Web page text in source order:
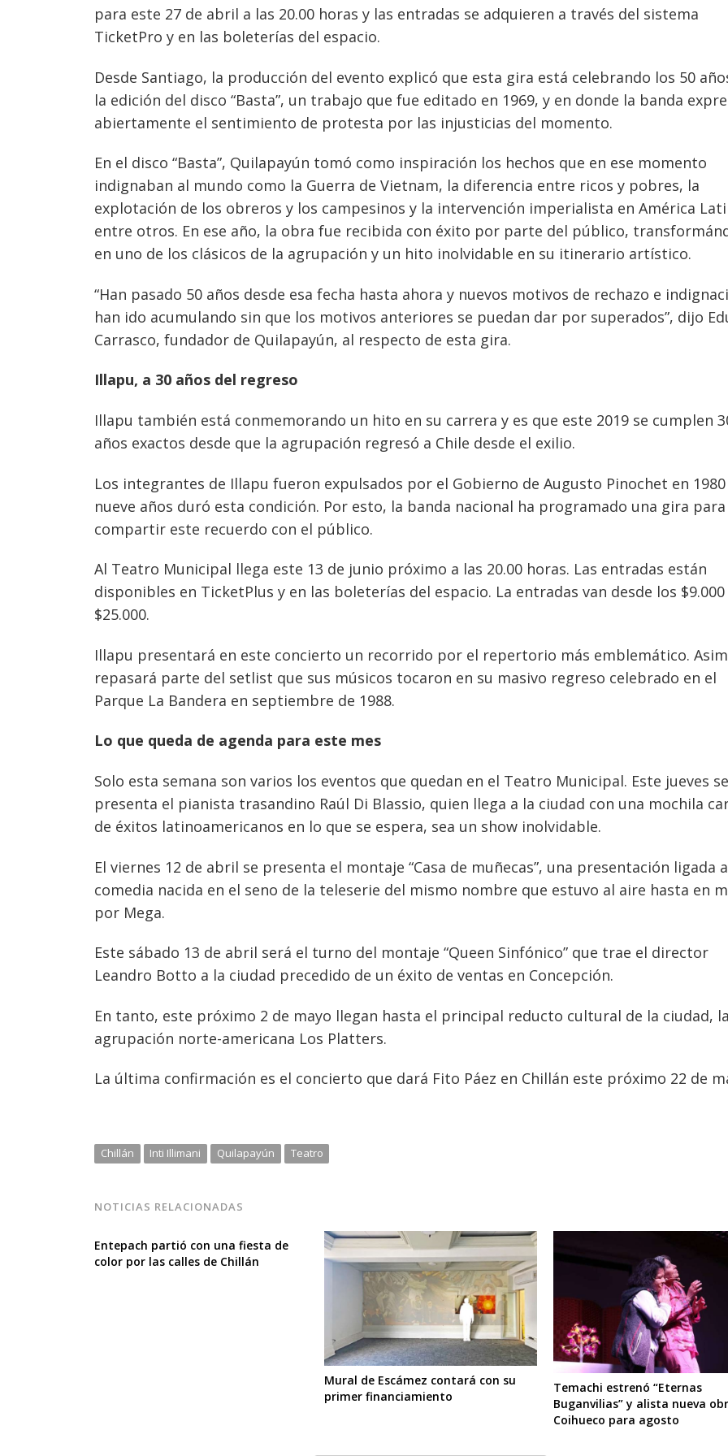
para este 27 de abril a las 20.00 horas y las entradas se adquieren a través del sistema
TicketPro y en las boleterías del espacio.
Desde Santiago, la producción del evento explicó que esta gira está celebrando los 50
la edición del disco “Basta”, un trabajo que fue editado en 1969, y en donde la banda
abiertamente el sentimiento de protesta por las injusticias del momento.
En el disco “Basta”, Quilapayún tomó como inspiración los hechos que en ese momento
indignaban al mundo como la Guerra de Vietnam, la diferencia entre ricos y pobres, la
explotación de los obreros y los campesinos y la intervención imperialista en América
entre otros. En ese año, la obra fue recibida con éxito por parte del público,
en uno de los clásicos de la agrupación y un hito inolvidable en su itinerario artístico.
“Han pasado 50 años desde esa fecha hasta ahora y nuevos motivos de rechazo e
han ido acumulando sin que los motivos anteriores se puedan dar por superados”, dijo
Carrasco, fundador de Quilapayún, al respecto de esta gira.
Illapu, a 30 años del regreso
Illapu también está conmemorando un hito en su carrera y es que este 2019 se cumplen
años exactos desde que la agrupación regresó a Chile desde el exilio.
Los integrantes de Illapu fueron expulsados por el Gobierno de Augusto Pinochet en
nueve años duró esta condición. Por esto, la banda nacional ha programado una gira para
compartir este recuerdo con el público.
Al Teatro Municipal llega este 13 de junio próximo a las 20.00 horas. Las entradas están
disponibles en TicketPlus y en las boleterías del espacio. La entradas van desde los $9.000
$25.000.
Illapu presentará en este concierto un recorrido por el repertorio más emblemático.
repasará parte del setlist que sus músicos tocaron en su masivo regreso celebrado en el
Parque La Bandera en septiembre de 1988.
Lo que queda de agenda para este mes
Solo esta semana son varios los eventos que quedan en el Teatro Municipal. Este jueves se
presenta el pianista trasandino Raúl Di Blassio, quien llega a la ciudad con una mochila
de éxitos latinoamericanos en lo que se espera, sea un show inolvidable.
El viernes 12 de abril se presenta el montaje “Casa de muñecas”, una presentación ligada
comedia nacida en el seno de la teleserie del mismo nombre que estuvo al aire hasta en
por Mega.
Este sábado 13 de abril será el turno del montaje “Queen Sinfónico” que trae el director
Leandro Botto a la ciudad precedido de un éxito de ventas en Concepción.
En tanto, este próximo 2 de mayo llegan hasta el principal reducto cultural de la ciudad, la
agrupación norte-americana Los Platters.
La última confirmación es el concierto que dará Fito Páez en Chillán este próximo 22 de
Chillán Inti Illimani Quilapayún Teatro
NOTICIAS RELACIONADAS
Entepach partió con una fiesta de
color por las calles de Chillán
Mural de Escámez contará con su
primer financiamiento
Temachi estrenó “Eternas
Buganvilias” y alista nueva
Coihueco para agosto
Navegación